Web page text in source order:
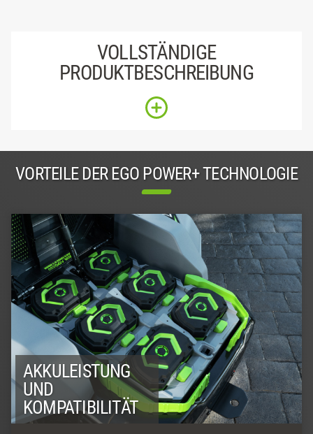
VOLLSTÄNDIGE
PRODUKTBESCHREIBUNG
VORTEILE DER EGO POWER+ TECHNOLOGIE
AKKULEISTUNG
UND
KOMPATIBILITÄT